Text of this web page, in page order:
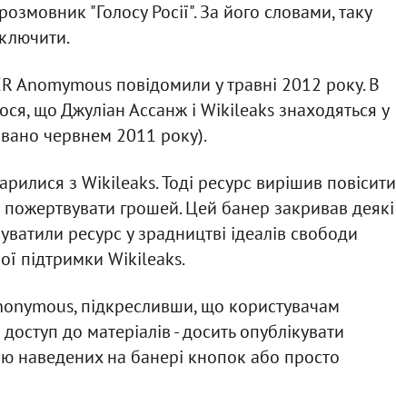
"Голосу Росії". За його словами, таку
повідомили у травні 2012 року. В
що Джуліан Ассанж і Wikileaks знаходяться у
червнем 2011 року).
з Wikileaks. Тоді ресурс вирішив повісити
грошей. Цей банер закривав деякі
ресурс у зрадництві ідеалів свободи
підтримки Wikileaks.
підкресливши, що користувачам
до матеріалів - досить опублікувати
наведених на банері кнопок або просто